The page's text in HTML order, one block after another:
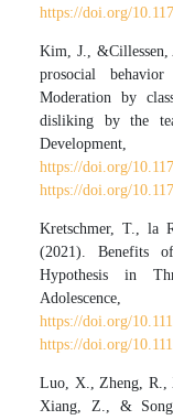
https://doi.org/
Kim, J., &Cillessen,
prosocial
Moderation by
disliking by the
https://doi.org/
https://doi.org/
Kretschmer, T., la
(2021). Benefits
Hypothesis in
https://doi.org/
https://doi.org/
Luo, X., Zheng,
Xiang, Z., &